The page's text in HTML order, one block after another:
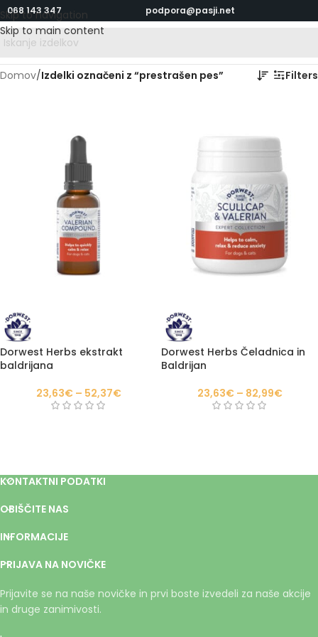
Skip to navigation
Skip to main content
068 143 347 podpora@pasji.net
Domov/Izdelki označeni z “prestrašen pes” Filters
Dorwest Herbs ekstrakt
baldrijana
23,63€ – 52,37€
Dorwest Herbs Čeladnica in
Baldrijan
23,63€ – 82,99€
KONTAKTNI PODATKI
OBIŠČITE NAS
INFORMACIJE
PRIJAVA NA NOVIČKE
Prijavite se na naše novičke in prvi boste izvedeli za naše akcije
in druge zanimivosti.